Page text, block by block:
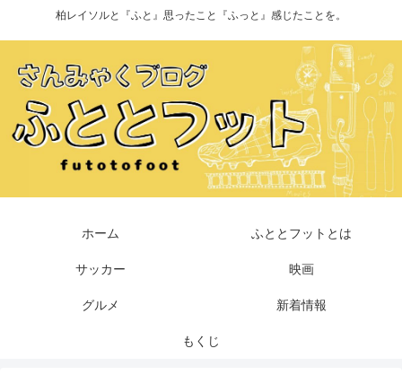
柏レイソルと『ふと』思ったこと『ふっと』感じたことを。
ホーム ふととフットとは
サッカー 映画
グルメ 新着情報
もくじ